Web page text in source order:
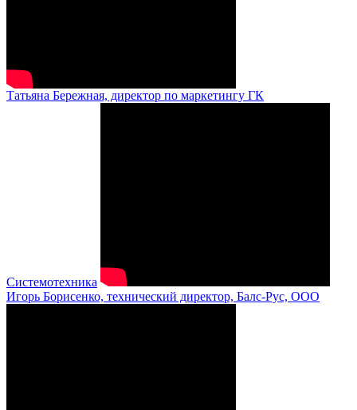
Татьяна Бережная, директор по маркетингу ГК
Системотехника
Игорь Борисенко, технический директор, Балс-Рус, ООО